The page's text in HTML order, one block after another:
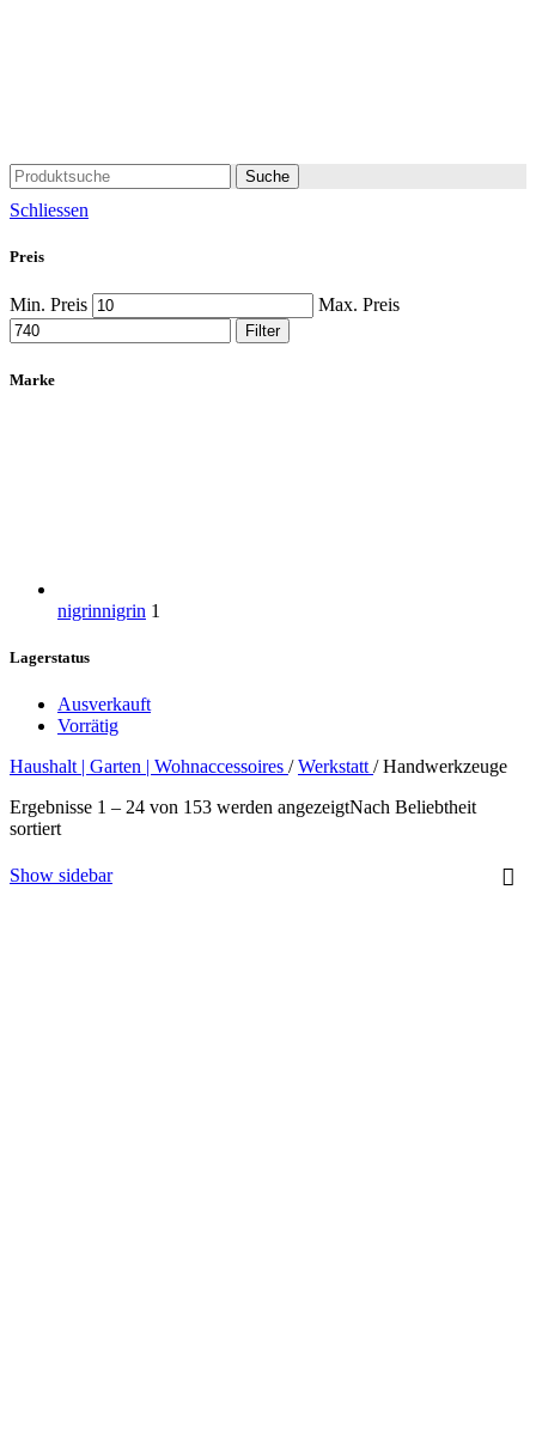
Suche
Schliessen
Preis
Min. Preis Max. Preis
Filter
Marke
nigrinnigrin 1
Lagerstatus
Ausverkauft
Vorrätig
Haushalt | Garten | Wohnaccessoires / Werkstatt / Handwerkzeuge
Ergebnisse 1 – 24 von 153 werden angezeigtNach Beliebtheit
sortiert
Show sidebar